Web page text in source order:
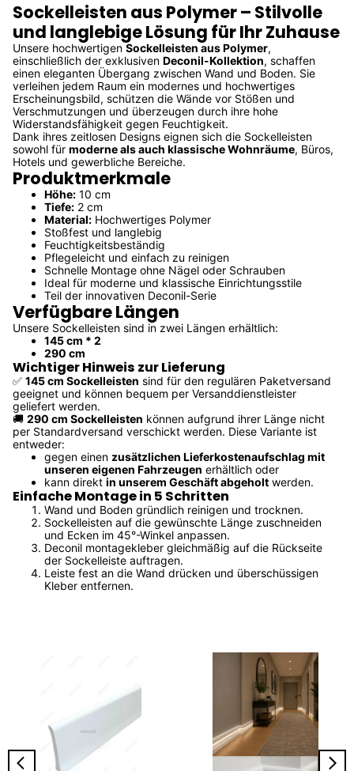
Sockelleisten aus Polymer – Stilvolle
und langlebige Lösung für Ihr Zuhause
Unsere hochwertigen Sockelleisten aus Polymer,
einschließlich der exklusiven Deconil-Kollektion, schaffen
einen eleganten Übergang zwischen Wand und Boden. Sie
verleihen jedem Raum ein modernes und hochwertiges
Erscheinungsbild, schützen die Wände vor Stößen und
Verschmutzungen und überzeugen durch ihre hohe
Widerstandsfähigkeit gegen Feuchtigkeit.
Dank ihres zeitlosen Designs eignen sich die Sockelleisten
sowohl für moderne als auch klassische Wohnräume, Büros,
Hotels und gewerbliche Bereiche.
Produktmerkmale
Höhe: 10 cm
Tiefe: 2 cm
Material: Hochwertiges Polymer
Stoßfest und langlebig
Feuchtigkeitsbeständig
Pflegeleicht und einfach zu reinigen
Schnelle Montage ohne Nägel oder Schrauben
Ideal für moderne und klassische Einrichtungsstile
Teil der innovativen Deconil-Serie
Verfügbare Längen
Unsere Sockelleisten sind in zwei Längen erhältlich:
145 cm * 2
290 cm
Wichtiger Hinweis zur Lieferung
✅ 145 cm Sockelleisten sind für den regulären Paketversand
geeignet und können bequem per Versanddienstleister
geliefert werden.
🚚 290 cm Sockelleisten können aufgrund ihrer Länge nicht
per Standardversand verschickt werden. Diese Variante ist
entweder:
gegen einen zusätzlichen Lieferkostenaufschlag mit
unseren eigenen Fahrzeugen erhältlich oder
kann direkt in unserem Geschäft abgeholt werden.
Einfache Montage in 5 Schritten
Wand und Boden gründlich reinigen und trocknen.
Sockelleisten auf die gewünschte Länge zuschneiden
und Ecken im 45°-Winkel anpassen.
Deconil montagekleber gleichmäßig auf die Rückseite
der Sockelleiste auftragen.
Leiste fest an die Wand drücken und überschüssigen
Kleber entfernen.